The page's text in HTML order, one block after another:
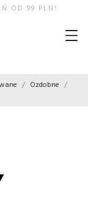
OD 99 PLN!
Ozdobne